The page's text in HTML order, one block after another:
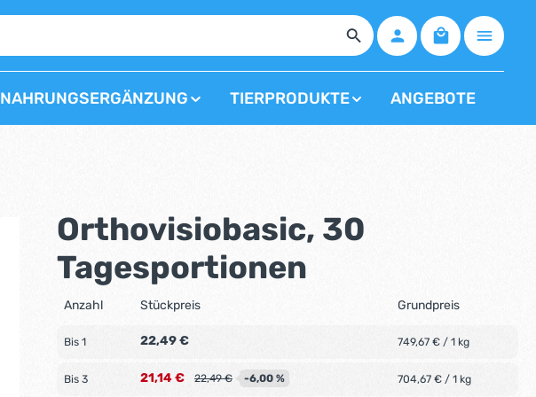
Warenkorb
NAHRUNGSERGÄNZUNG TIERPRODUKTE ANGEBOTE
Orthovisiobasic, 30
Tagesportionen
Anzahl Stückpreis Grundpreis
Bis 1 22,49 € 749,67 € / 1 kg
Bis 3 21,14 € 22,49 € -6,00 % 704,67 € / 1 kg